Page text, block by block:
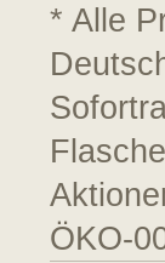
* Alle
ÖKO-